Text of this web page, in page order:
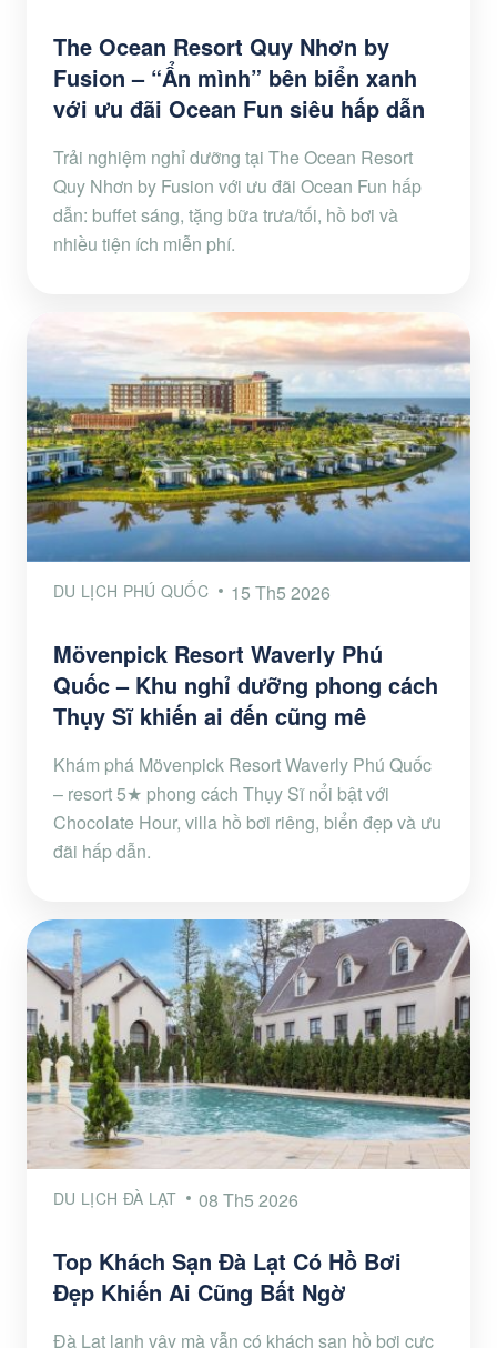
The Ocean Resort Quy Nhơn by
Fusion – “Ẩn mình” bên biển xanh
với ưu đãi Ocean Fun siêu hấp dẫn
Trải nghiệm nghỉ dưỡng tại The Ocean Resort
Quy Nhơn by Fusion với ưu đãi Ocean Fun hấp
dẫn: buffet sáng, tặng bữa trưa/tối, hồ bơi và
nhiều tiện ích miễn phí.
DU LỊCH PHÚ QUỐC 15 Th5 2026
Mövenpick Resort Waverly Phú
Quốc – Khu nghỉ dưỡng phong cách
Thụy Sĩ khiến ai đến cũng mê
Khám phá Mövenpick Resort Waverly Phú Quốc
– resort 5★ phong cách Thụy Sĩ nổi bật với
Chocolate Hour, villa hồ bơi riêng, biển đẹp và ưu
đãi hấp dẫn.
DU LỊCH ĐÀ LẠT 08 Th5 2026
Top Khách Sạn Đà Lạt Có Hồ Bơi
Đẹp Khiến Ai Cũng Bất Ngờ
Đà Lạt lạnh vậy mà vẫn có khách sạn hồ bơi cực